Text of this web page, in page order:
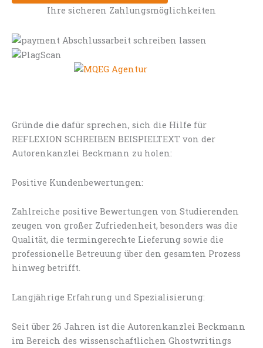
Ihre sicheren Zahlungsmöglichkeiten
Gründe die dafür sprechen, sich die Hilfe für
REFLEXION SCHREIBEN BEISPIELTEXT von der
Autorenkanzlei Beckmann zu holen:
Positive Kundenbewertungen:
Zahlreiche positive Bewertungen von Studierenden
zeugen von großer Zufriedenheit, besonders was die
Qualität, die termingerechte Lieferung sowie die
professionelle Betreuung über den gesamten Prozess
hinweg betrifft.
Langjährige Erfahrung und Spezialisierung:
Seit über 26 Jahren ist die Autorenkanzlei Beckmann
im Bereich des wissenschaftlichen Ghostwritings